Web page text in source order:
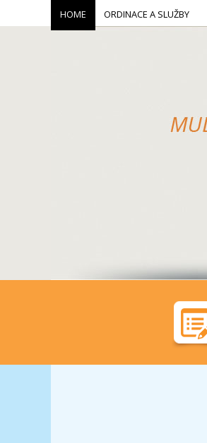
HOME ORDINACE A SLUŽBY